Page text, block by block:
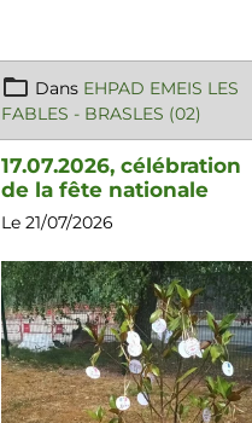
Dans EHPAD EMEIS LES
FABLES - BRASLES (02)
17.07.2026, célébration
de la fête nationale
Le 21/07/2026